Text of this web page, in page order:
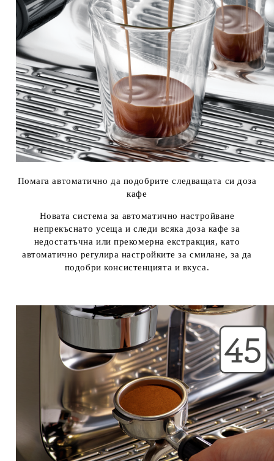
Помага автоматично да подобрите следващата си доза
кафе
Новата система за автоматично настройване
непрекъснато усеща и следи всяка доза кафе за
недостатъчна или прекомерна екстракция, като
автоматично регулира настройките за смилане, за да
подобри консистенцията и вкуса.